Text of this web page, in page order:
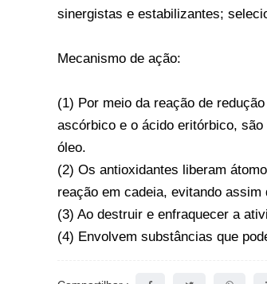
sinergistas e estabilizantes;
Mecanismo de ação:
(1) Por meio da reação de
ascórbico e o ácido eritórbico,
óleo.
(2) Os antioxidantes liberam
reação em cadeia, evitando
(3) Ao destruir e enfraquecer a
(4) Envolvem substâncias que